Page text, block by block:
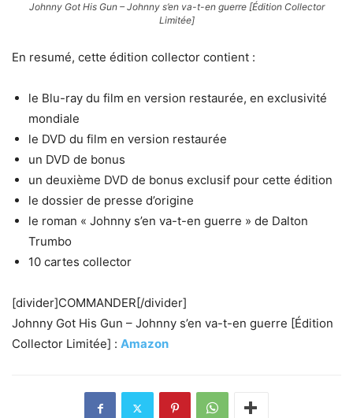
Johnny Got His Gun – Johnny s’en va-t-en guerre [Édition Collector
Limitée]
En resumé, cette édition collector contient :
le Blu-ray du film en version restaurée, en exclusivité
mondiale
le DVD du film en version restaurée
un DVD de bonus
un deuxième DVD de bonus exclusif pour cette édition
le dossier de presse d’origine
le roman « Johnny s’en va-t-en guerre » de Dalton
Trumbo
10 cartes collector
[divider]COMMANDER[/divider]
Johnny Got His Gun – Johnny s’en va-t-en guerre [Édition
Collector Limitée] : Amazon